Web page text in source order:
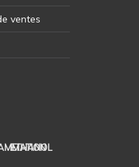
ventes
ETHANOL